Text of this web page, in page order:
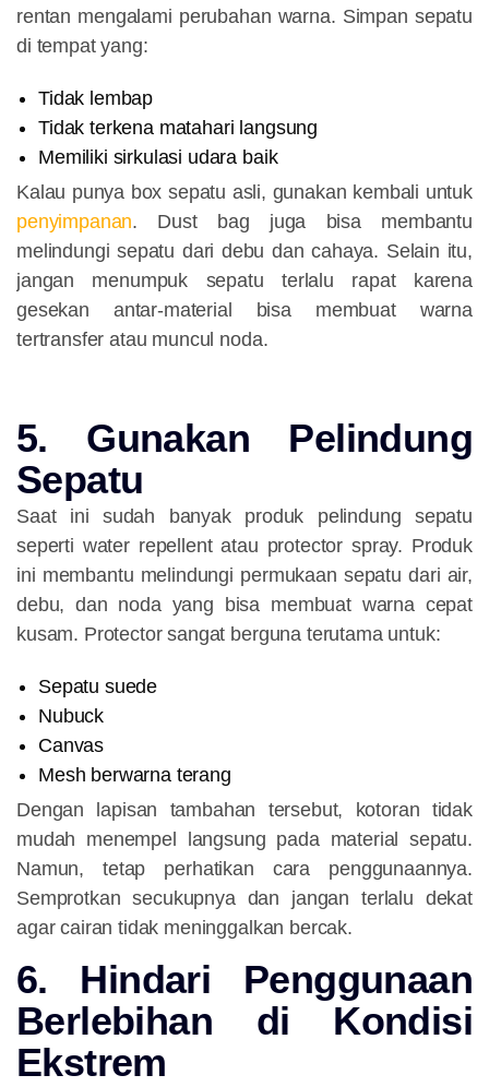
rentan mengalami perubahan warna. Simpan sepatu
di tempat yang:
Tidak lembap
Tidak terkena matahari langsung
Memiliki sirkulasi udara baik
Kalau punya box sepatu asli, gunakan kembali untuk
penyimpanan. Dust bag juga bisa membantu
melindungi sepatu dari debu dan cahaya. Selain itu,
jangan menumpuk sepatu terlalu rapat karena
gesekan antar-material bisa membuat warna
tertransfer atau muncul noda.
5. Gunakan Pelindung
Sepatu
Saat ini sudah banyak produk pelindung sepatu
seperti water repellent atau protector spray. Produk
ini membantu melindungi permukaan sepatu dari air,
debu, dan noda yang bisa membuat warna cepat
kusam. Protector sangat berguna terutama untuk:
Sepatu suede
Nubuck
Canvas
Mesh berwarna terang
Dengan lapisan tambahan tersebut, kotoran tidak
mudah menempel langsung pada material sepatu.
Namun, tetap perhatikan cara penggunaannya.
Semprotkan secukupnya dan jangan terlalu dekat
agar cairan tidak meninggalkan bercak.
6. Hindari Penggunaan
Berlebihan di Kondisi
Ekstrem